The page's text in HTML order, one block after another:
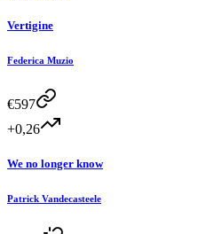
Vertigine
Federica Muzio
€597
+0,26
We no longer know
Patrick Vandecasteele